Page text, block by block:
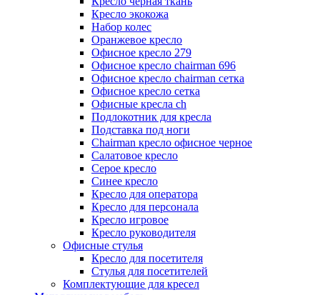
Кресло экокожа
Набор колес
Оранжевое кресло
Офисное кресло 279
Офисное кресло chairman 696
Офисное кресло chairman сетка
Офисное кресло сетка
Офисные кресла ch
Подлокотник для кресла
Подставка под ноги
Сhairman кресло офисное черное
Салатовое кресло
Серое кресло
Синее кресло
Кресло для оператора
Кресло для персонала
Кресло игровое
Кресло руководителя
Офисные стулья
Кресло для посетителя
Стулья для посетителей
Комплектующие для кресел